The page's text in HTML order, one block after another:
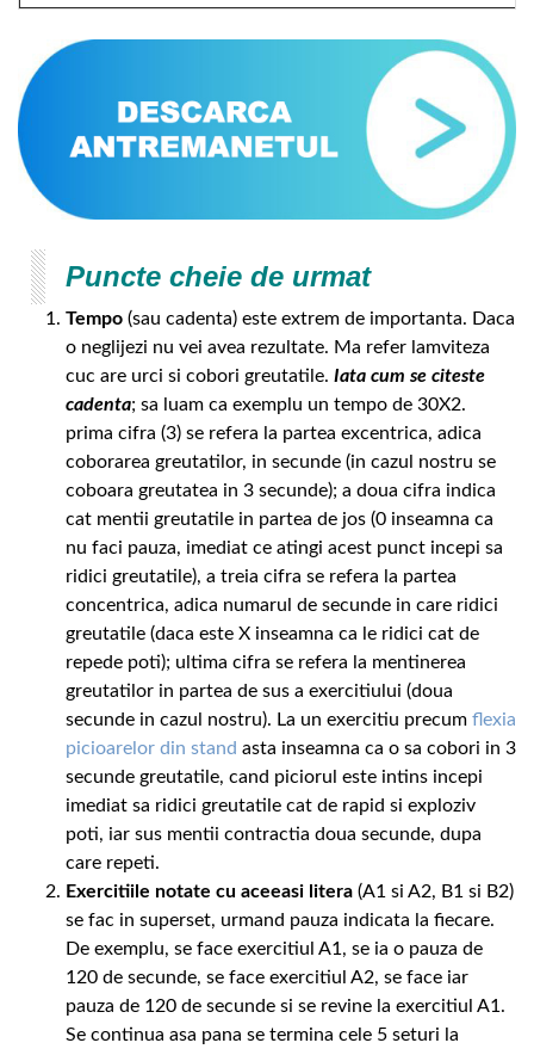
Puncte cheie de urmat
Tempo (sau cadenta) este extrem de importanta. Daca
o neglijezi nu vei avea rezultate. Ma refer lamviteza
cuc are urci si cobori greutatile. Iata cum se citeste
cadenta; sa luam ca exemplu un tempo de 30X2.
prima cifra (3) se refera la partea excentrica, adica
coborarea greutatilor, in secunde (in cazul nostru se
coboara greutatea in 3 secunde); a doua cifra indica
cat mentii greutatile in partea de jos (0 inseamna ca
nu faci pauza, imediat ce atingi acest punct incepi sa
ridici greutatile), a treia cifra se refera la partea
concentrica, adica numarul de secunde in care ridici
greutatile (daca este X inseamna ca le ridici cat de
repede poti); ultima cifra se refera la mentinerea
greutatilor in partea de sus a exercitiului (doua
secunde in cazul nostru). La un exercitiu precum flexia
picioarelor din stand asta inseamna ca o sa cobori in 3
secunde greutatile, cand piciorul este intins incepi
imediat sa ridici greutatile cat de rapid si exploziv
poti, iar sus mentii contractia doua secunde, dupa
care repeti.
Exercitiile notate cu aceeasi litera (A1 si A2, B1 si B2)
se fac in superset, urmand pauza indicata la fiecare.
De exemplu, se face exercitiul A1, se ia o pauza de
120 de secunde, se face exercitiul A2, se face iar
pauza de 120 de secunde si se revine la exercitiul A1.
Se continua asa pana se termina cele 5 seturi la